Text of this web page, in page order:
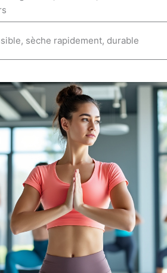
sèche rapidement, durable